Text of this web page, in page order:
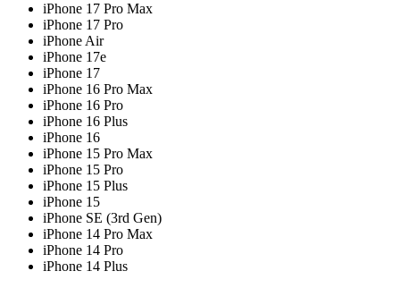
iPhone 17 Pro Max
iPhone 17 Pro
iPhone Air
iPhone 17e
iPhone 17
iPhone 16 Pro Max
iPhone 16 Pro
iPhone 16 Plus
iPhone 16
iPhone 15 Pro Max
iPhone 15 Pro
iPhone 15 Plus
iPhone 15
iPhone SE (3rd Gen)
iPhone 14 Pro Max
iPhone 14 Pro
iPhone 14 Plus